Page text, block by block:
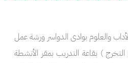
والعلوم بوادى الدواسر ورشة عمل
) بقاعة التدريب بمقر الأنشطة